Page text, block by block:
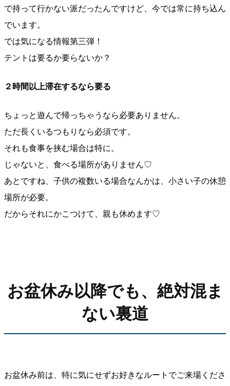
で持って行かない派だったんですけど、今では常に持ち込ん
でいます。
では気になる情報第三弾！
テントは要るか要らないか？
２時間以上滞在するなら要る
ちょっと遊んで帰っちゃうなら必要ありません。
ただ長くいるつもりなら必須です。
それも食事を挟む場合は特に。
じゃないと、食べる場所がありません♡
あとですね、子供の複数いる場合なんかは、小さい子の休憩
場所が必要。
だからそれにかこつけて、親も休めます♡
お盆休み以降でも、絶対混ま
ない裏道
お盆休み前は、特に気にせずお好きなルートでご来場くださ